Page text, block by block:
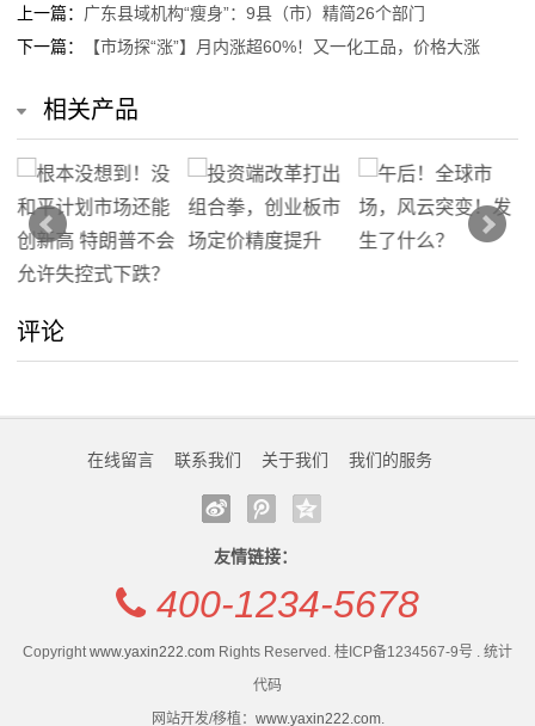
上一篇： 广东县域机构“瘦身”：9县（市）精简26个部门
下一篇：
【市场探“涨”】月内涨超60%！又一化工品，价格大涨
相关产品
评论
在线留言 联系我们 关于我们 我们的服务
友情链接：
400-1234-5678
Copyright www.yaxin222.com Rights Reserved. 桂ICP备1234567-9号 . 统计
代码
网站开发/移植： www.yaxin222.com.